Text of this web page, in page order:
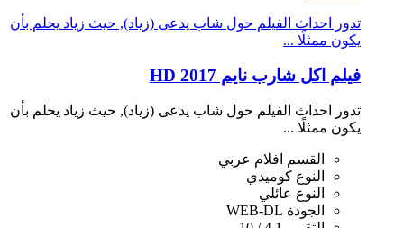
تدور احداث الفيلم حول شاب يدعى (زياد), حيث زياد يحلم بأن
يكون ممثلًا ...
فيلم اكل شارب نايم 2017 HD
تدور احداث الفيلم حول شاب يدعى (زياد), حيث زياد يحلم بأن
يكون ممثلًا ...
القسم افلام عربي
النوع كوميدي
النوع عائلي
الجودة WEB-DL